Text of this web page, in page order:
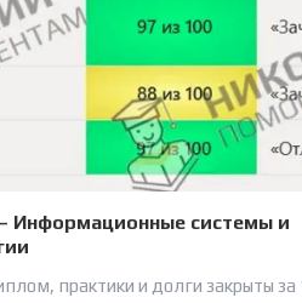
системы и
практики и долги закрыты за